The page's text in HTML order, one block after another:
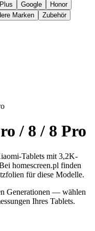
Google
Honor
Marken
Zubehör
/ 8 / 8 Pro
Tablets mit 3,2K-
homescreen.pl finden
für diese Modelle.
Generationen — wählen
Ihres Tablets.